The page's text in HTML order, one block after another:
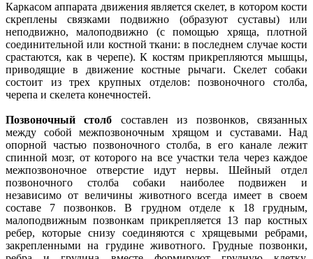
Каркасом аппарата движения является скелет, в котором кости
скреплены связками подвижно (образуют суставы) или
неподвижно, малоподвижно (с помощью хряща, плотной
соединительной или костной ткани: в последнем случае кости
срастаются, как в черепе). К костям прикрепляются мышцы,
приводящие в движение костные рычаги. Скелет собаки
состоит из трех крупных отделов: позвоночного столба,
черепа и скелета конечностей.
Позвоночный столб составлен из позвонков, связанных
между собой межпозвоночным хрящом и суставами. Над
опорной частью позвоночного столба, в его канале лежит
спинной мозг, от которого на все участки тела через каждое
межпозвоночное отверстие идут нервы. Шейный отдел
позвоночного столба собаки наиболее подвижен и
независимо от величины животного всегда имеет в своем
составе 7 позвонков. В грудном отделе к 18 грудным,
малоподвижным позвонкам прикрепляется 13 пар костных
ребер, которые снизу соединяются с хрящевыми ребрами,
закрепленными на грудине животного. Грудные позвонки,